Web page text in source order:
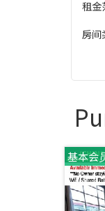
租金
房间
基本会